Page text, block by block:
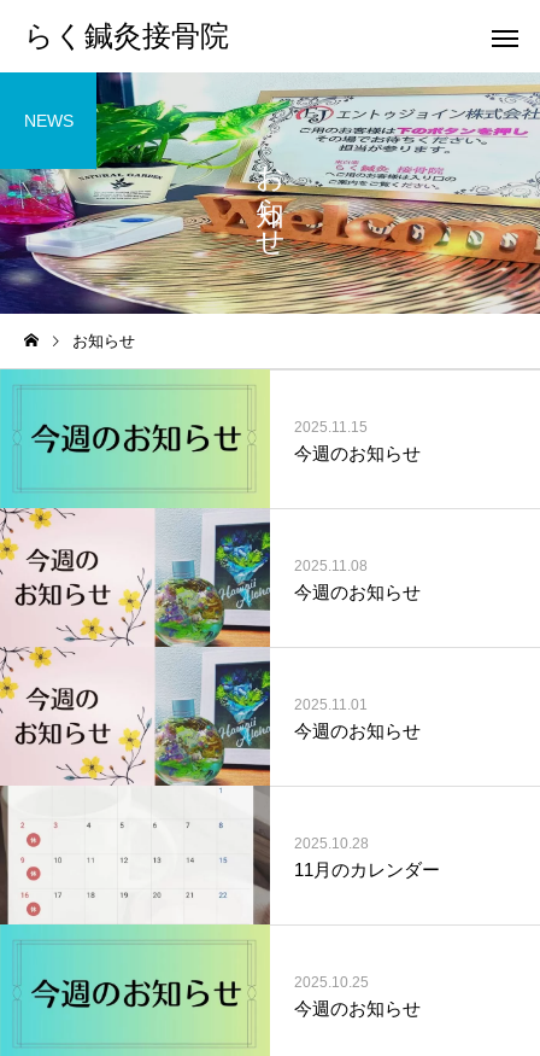
らく鍼灸接骨院
KB Finger パーフェクト
お知らせ
NEWS
お知らせ
2025.11.15
今週のお知らせ
2025.11.08
今週のお知らせ
2025.11.01
今週のお知らせ
2025.10.28
11月のカレンダー
2025.10.25
今週のお知らせ